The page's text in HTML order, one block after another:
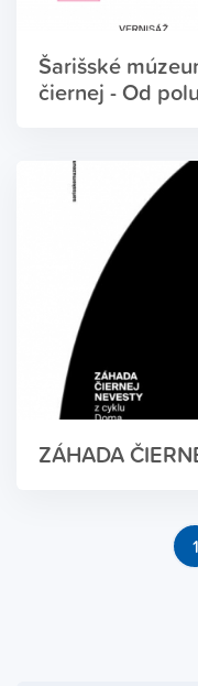
Šarišské
čiernej - Od
ZÁHADA
1